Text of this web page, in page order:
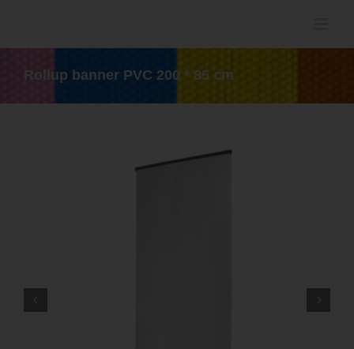
inhoud
Rollup banner PVC 200 * 85 cm